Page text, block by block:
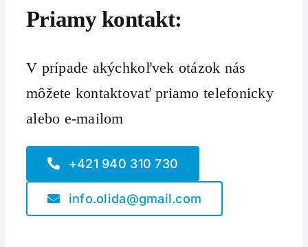
Priamy kontakt:
V prípade akýchkoľvek otázok nás
môžete kontaktovať priamo telefonicky
alebo e-mailom
+421 940 310 730
info.olida@gmail.com